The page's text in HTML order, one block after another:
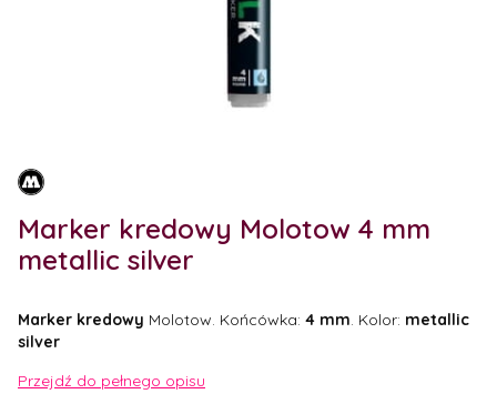
Marker kredowy Molotow 4 mm
metallic silver
Marker kredowy Molotow. Końcówka: 4 mm. Kolor: metallic
silver
Przejdź do pełnego opisu